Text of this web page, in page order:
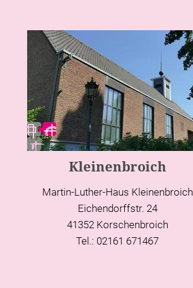
Kleinenbroich
Martin-Luther-Haus Kleinenbroich
Eichendorffstr. 24
41352 Korschenbroich
Tel.: 02161 671467